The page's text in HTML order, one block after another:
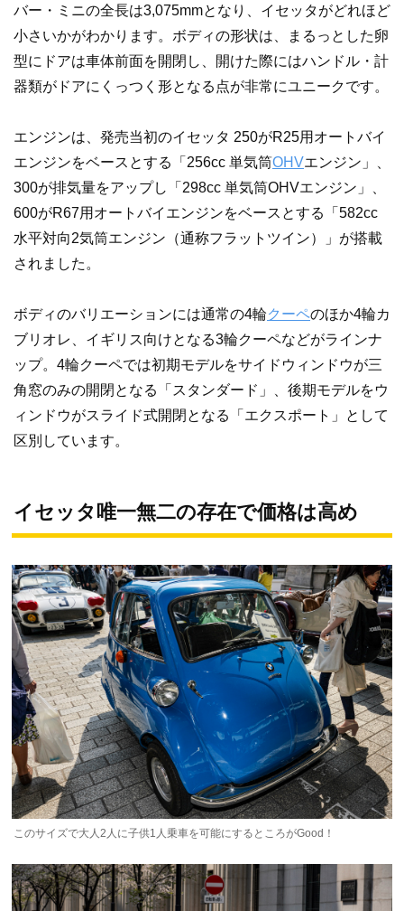
バー・ミニの全長は3,075mmとなり、イセッタがどれほど
小さいかがわかります。ボディの形状は、まるっとした卵
型にドアは車体前面を開閉し、開けた際にはハンドル・計
器類がドアにくっつく形となる点が非常にユニークです。
エンジンは、発売当初のイセッタ 250がR25用オートバイ
エンジンをベースとする「256cc 単気筒OHVエンジン」、
300が排気量をアップし「298cc 単気筒OHVエンジン」、
600がR67用オートバイエンジンをベースとする「582cc
水平対向2気筒エンジン（通称フラットツイン）」が搭載
されました。
ボディのバリエーションには通常の4輪クーペのほか4輪カ
ブリオレ、イギリス向けとなる3輪クーペなどがラインナ
ップ。4輪クーペでは初期モデルをサイドウィンドウが三
角窓のみの開閉となる「スタンダード」、後期モデルをウ
ィンドウがスライド式開閉となる「エクスポート」として
区別しています。
イセッタ唯一無二の存在で価格は高め
このサイズで大人2人に子供1人乗車を可能にするところがGood！